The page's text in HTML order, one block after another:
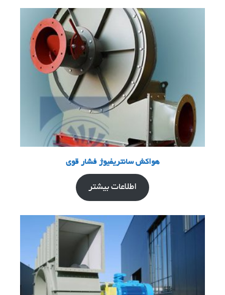
هواکش سانتریفیوژ فشار قوی
اطلاعات بیشتر